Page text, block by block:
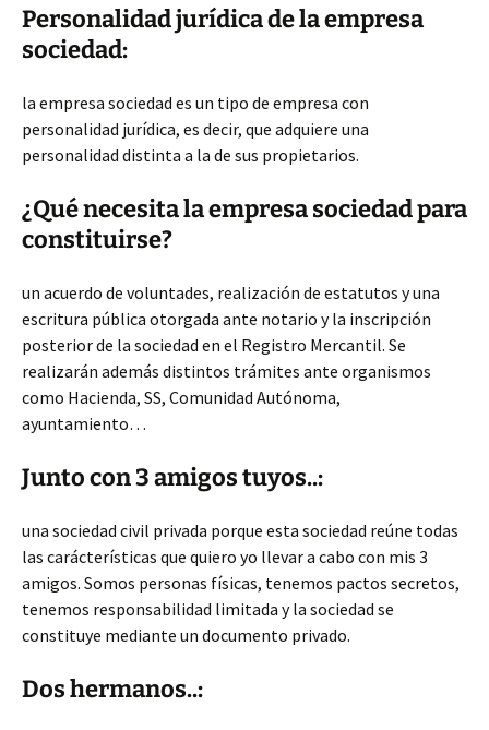
Personalidad jurídica de la empresa
sociedad:
la empresa sociedad es un tipo de empresa con
personalidad jurídica, es decir, que adquiere una
personalidad distinta a la de sus propietarios.
¿Qué necesita la empresa sociedad para
constituirse?
un acuerdo de voluntades, realización de estatutos y una
escritura pública otorgada ante notario y la inscripción
posterior de la sociedad en el Registro Mercantil. Se
realizarán además distintos trámites ante organismos
como Hacienda, SS, Comunidad Autónoma,
ayuntamiento…
Junto con 3 amigos tuyos..:
una sociedad civil privada porque esta sociedad reúne todas
las carácterísticas que quiero yo llevar a cabo con mis 3
amigos. Somos personas físicas, tenemos pactos secretos,
tenemos responsabilidad limitada y la sociedad se
constituye mediante un documento privado.
Dos hermanos..: